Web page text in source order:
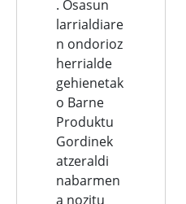
. Osasun
larrialdiare
n ondorioz
herrialde
gehienetak
o Barne
Produktu
Gordinek
atzeraldi
nabarmen
a nozitu